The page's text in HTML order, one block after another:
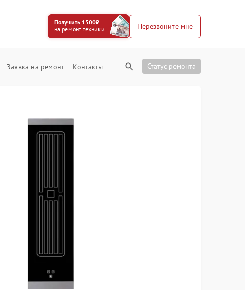
Получить 1500₽
на ремонт техники
Перезвоните мне
Заявка на ремонт Контакты Статус ремонта